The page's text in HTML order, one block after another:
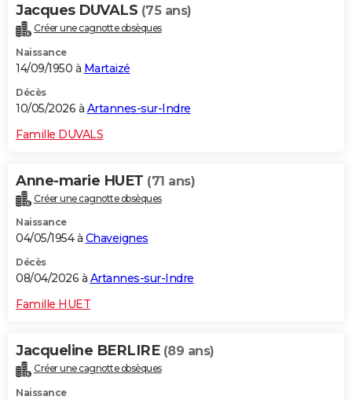
Jacques DUVALS (75 ans)
Créer une cagnotte obsèques
Naissance
14/09/1950 à Martaizé
Décès
10/05/2026 à Artannes-sur-Indre
Famille DUVALS
Anne-marie HUET (71 ans)
Créer une cagnotte obsèques
Naissance
04/05/1954 à Chaveignes
Décès
08/04/2026 à Artannes-sur-Indre
Famille HUET
Jacqueline BERLIRE (89 ans)
Créer une cagnotte obsèques
Naissance